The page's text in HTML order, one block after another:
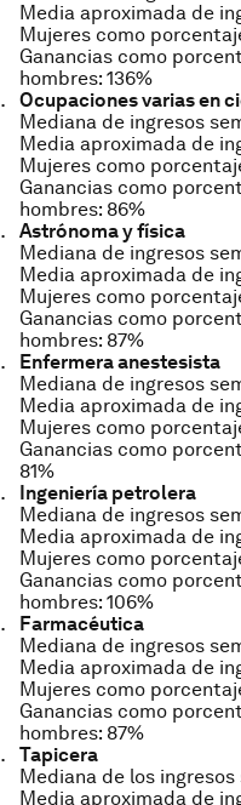
Media aproximada de
Mujeres como
Ganancias como
hombres: 136%
Ocupaciones varias en
Mediana de ingresos
Media aproximada de
Mujeres como
Ganancias como
hombres: 86%
Astrónoma y física
Mediana de ingresos
Media aproximada de
Mujeres como
Ganancias como
hombres: 87%
Enfermera anestesista
Mediana de ingresos
Media aproximada de
Mujeres como
Ganancias como
81%
Ingeniería petrolera
Mediana de ingresos
Media aproximada de
Mujeres como
Ganancias como
hombres: 106%
Farmacéutica
Mediana de ingresos
Media aproximada de
Mujeres como
Ganancias como
hombres: 87%
Tapicera
Mediana de los ingresos
Media aproximada de